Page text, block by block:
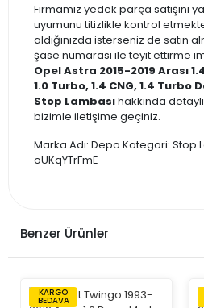
Firmamız yedek parça satışını
uyumunu titizlikle kontrol
aldığınızda isterseniz de satın
şase numarası ile teyit ettirme
Opel Astra 2015-2019 Arası
1.0 Turbo, 1.4 CNG, 1.4 Turbo
Stop Lambasıhakkında
bizimle iletişime geçiniz.
Marka Adı: Depo Kategori: Stop
oUKqYTrFmE
Benzer Ürünler
KARGO
BEDAVA